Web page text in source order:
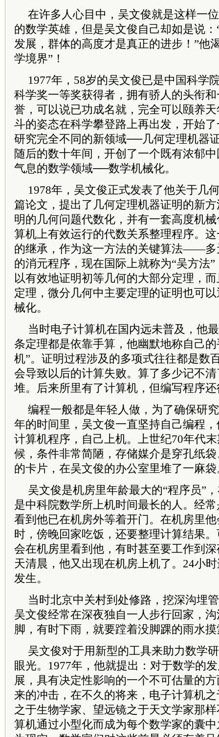
在许多人心目中，吴文俊就是这样一
的数学英雄，但是吴文俊自己却如是说
发展，群体的高度才是真正的进步！”他
学境界”！
1977年，58岁的吴文俊已是中国科学
科学奖一等奖获得者，拥有骄人的头衔
誉，可以说已功成名就，完全可以颐养
斗的姿态在科学攀登路上再出发，开始
研究完全不同的新领域──几何定理机器
随后的数十年间，开创了一个既有浓郁
气息的数学领域──数学机械化。
1978年，吴文俊正式发表了他关于几
篇论文，提出了几何定理机器证明的新
明的几何问题代数化，并有一套高度机
算机上有效运行的代数关系整理程序。
的继承，作为这一方法的关键算法——多
的消元程序，现在国际上就称为“吴方法
以有效地证明初等几何的大部分定理，
定理，微分几何中主要定理的证明也可
械化。
当时电子计算机在国内远未普及，他
条定理都是依靠手算，他幽默地称自己
机”。证明过程涉及的多项式往往都是数
会导致以后的计算失败。算了多少记不
堆。后来所里有了计算机，但编写程序
编程一般都是年轻人做，为了确保研
年的时间里，吴文俊一直坚持自己编程
计算机程序，自己上机。上世纪70年代
候，条件非常简陋，存储媒介是穿孔纸
的卡片，在吴文俊的办公室里堆了一麻袋
吴文俊是机房里年龄最大的“程序员”
是中科院数学所上机时间最长的人。经
看到他已在机房外等着开门。在机房里
时，傍晚回家吃饭，还要整理计算结果
会在机房里看到他，有时甚至要工作到
天清晨，他又出现在机房上机了。24小
发生。
当时北京中关村到处修路，挖深沟埋
吴文俊经常在深夜独自一人步行回家，
脚，有时下雨，就要蹚着没脚踝的雨水
吴文俊对于用新型的工具来助力数学
眼光。1977年，他就提出：对于数学的
展，具有决定性影响的一个不可估量的
来的冲击，在不久的将来，电子计算机
之于生物学家、望远镜之于天文学家那
算机通过小型化而成为每个数学家的囊